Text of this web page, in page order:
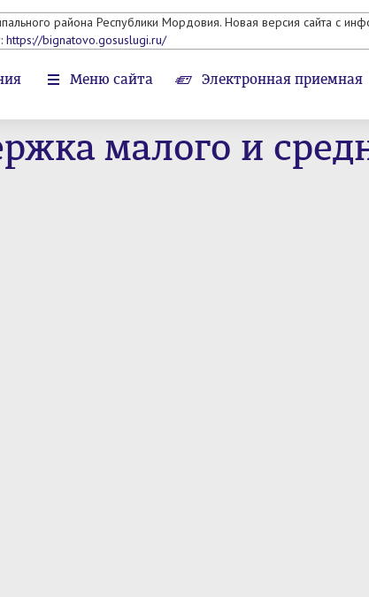
района Республики Мордовия. Новая версия сайта с
https://bignatovo.gosuslugi.ru/
Меню сайта Электронная приемная
малого и